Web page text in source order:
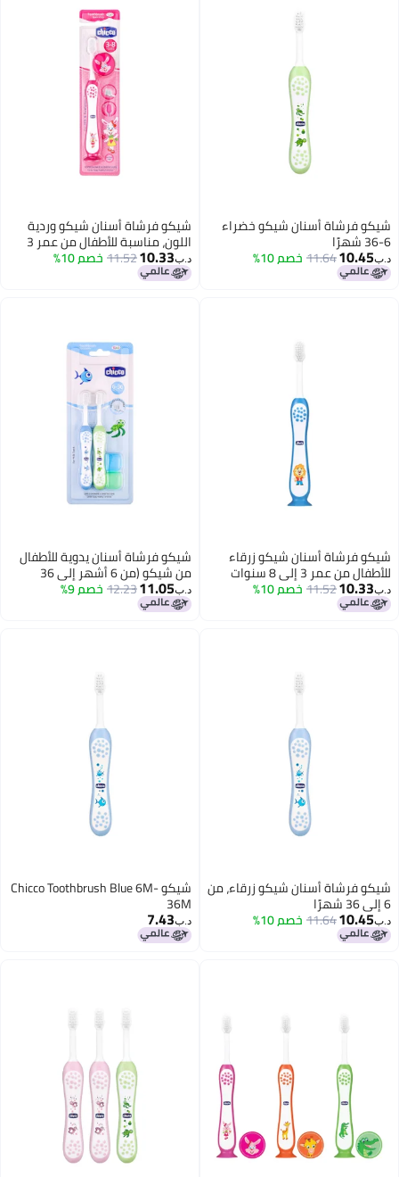
خضراء شيكو فرشاة أسنان شيكو وردية
اللون، مناسبة للأطفال من عمر 3
إلى 8 سنوات
د.ب‏10.33
11.52
زرقاء شيكو فرشاة أسنان يدوية للأطفال
من شيكو (من 6 أشهر إلى 36
شهرًا)، طقم من قطعتين | شعيرات
مدببة فائقة النعومة مثالية للأسنان
د.ب‏11.05
12.23
من شيكو Chicco Toothbrush Blue 6M-
36M
د.ب‏7.43